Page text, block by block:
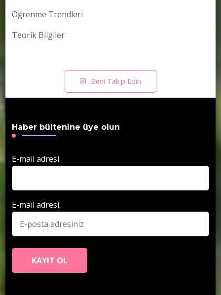
Öğrenme Trendleri
Teorik Bilgiler
Beni Takip Edin
Haber bültenine üye olun
E-mail adresi
E-mail adresi: